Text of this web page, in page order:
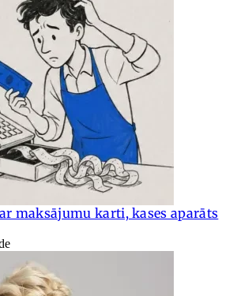
maksājumu karti, kases aparāts